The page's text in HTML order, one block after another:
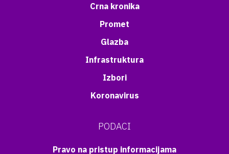
Crna kronika
Promet
Glazba
Infrastruktura
Izbori
Koronavirus
PODACI
Pravo na pristup informacijama